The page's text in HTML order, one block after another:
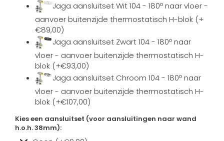
Jaga aansluitset Wit 104 - 180º naar vloer -
aanvoer buitenzijde thermostatisch H-blok (+
€89,00)
Jaga aansluitset Zwart 104 - 180º naar
vloer - aanvoer buitenzijde thermostatisch H-
blok (+€93,00)
Jaga aansluitset Chroom 104 - 180º naar
vloer - aanvoer buitenzijde thermostatisch H-
blok (+€107,00)
Kies een aansluitset (voor aansluitingen naar wand
h.o.h. 38mm):